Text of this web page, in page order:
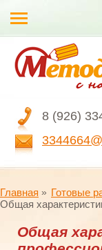
8 (926)
Главная
Готовые
Общая
Общая